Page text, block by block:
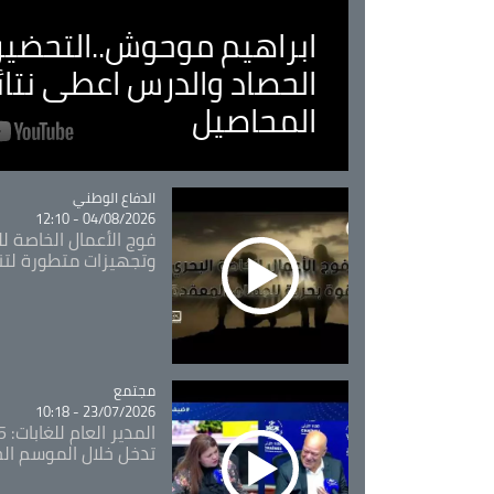
ابراهيم
الحصاد والدرس اعطى
المحاصيل
Catégorie
الدفاع الوطني
04/08/2026 - 12:10
فوج الأعمال الخاصة
وتجهيزات متطورة
Catégorie
مجتمع
23/07/2026 - 10:18
تدخل خلال الموسم